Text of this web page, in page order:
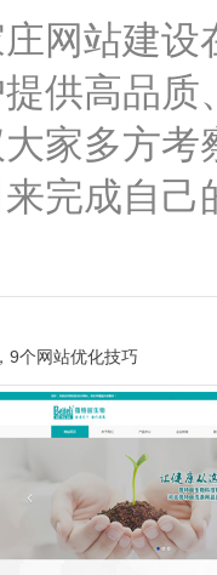
站建设
供高品
家多方
完成自己
9个网站优化技巧